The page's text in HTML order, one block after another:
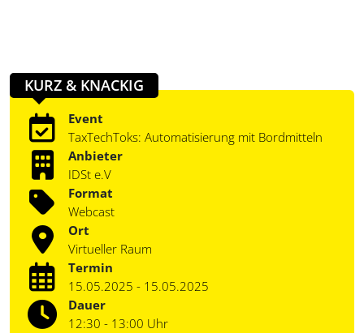
KURZ & KNACKIG
Event
TaxTechToks: Automatisierung mit Bordmitteln
Anbieter
IDSt e.V
Format
Webcast
Ort
Virtueller Raum
Termin
15.05.2025 - 15.05.2025
Dauer
12:30 - 13:00 Uhr